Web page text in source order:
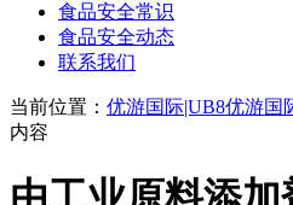
食品安全常识
食品安全动态
联系我们
当前位置： 优游国际|UB8优游国
内容